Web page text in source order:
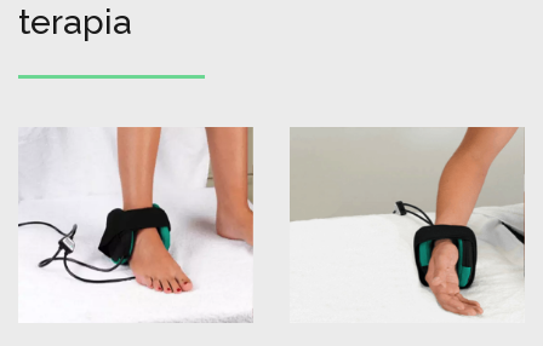
terapia